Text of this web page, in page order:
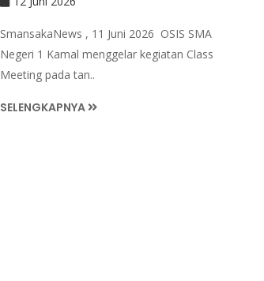
SmansakaNews , 11 Juni 2026 OSIS SMA
Negeri 1 Kamal menggelar kegiatan Class
Meeting pada tan..
SELENGKAPNYA